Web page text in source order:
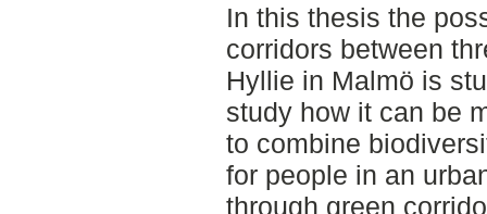
In this thesis the
corridors between
Hyllie in Malmö is
study how it can be
to combine
for people in an
through green